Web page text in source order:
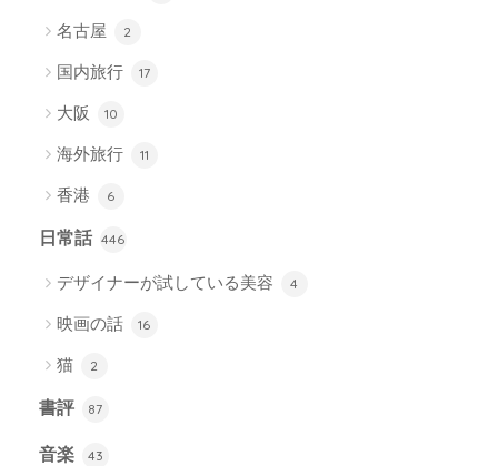
名古屋 2
国内旅行 17
大阪 10
海外旅行 11
香港 6
日常話 446
デザイナーが試している美容 4
映画の話 16
猫 2
書評 87
音楽 43